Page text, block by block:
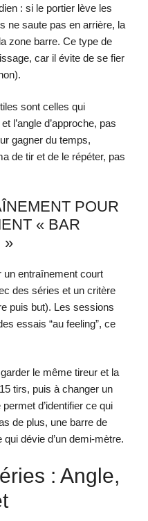
: si le portier lève les
ne saute pas en arrière, la
zone barre. Ce type de
car il évite de se fier
sont celles qui
l’angle d’approche, pas
gagner du temps,
de tir et de le répéter, pas
POUR
« BAR
»
un entraînement court
des séries et un critère
puis but). Les sessions
essais “au feeling”, ce
le même tireur et la
tirs, puis à changer un
d’identifier ce qui
de plus, une barre de
dévie d’un demi-mètre.
: Angle,